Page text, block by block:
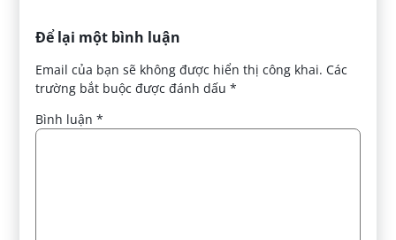
Để lại một bình luận
Email của bạn sẽ không được hiển thị công khai. Các
trường bắt buộc được đánh dấu*
Bình luận*